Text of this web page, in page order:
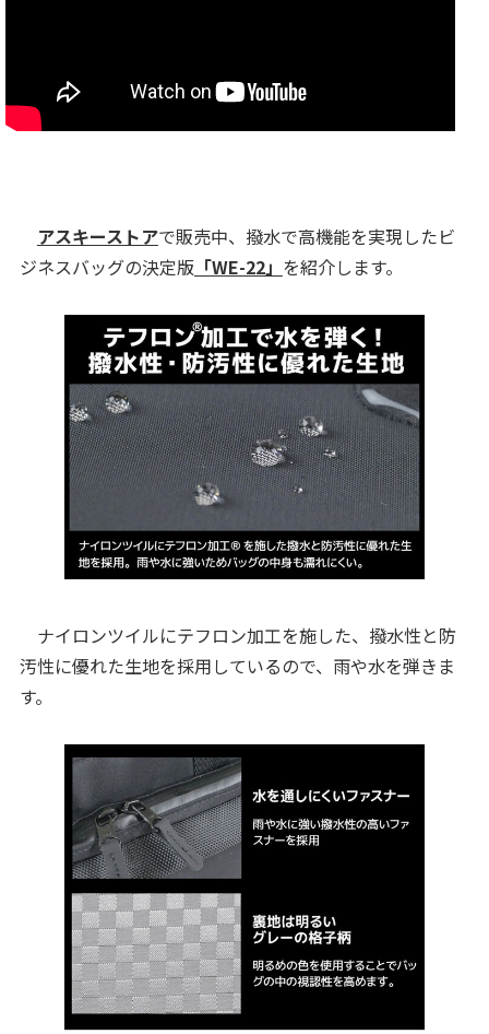
アスキーストアで販売中、撥水で高機能を実現したビ
ジネスバッグの決定版「WE-22」 を紹介します。
ナイロンツイルにテフロン加工を施した、撥水性と防
汚性に優れた生地を採用しているので、雨や水を弾きま
す。